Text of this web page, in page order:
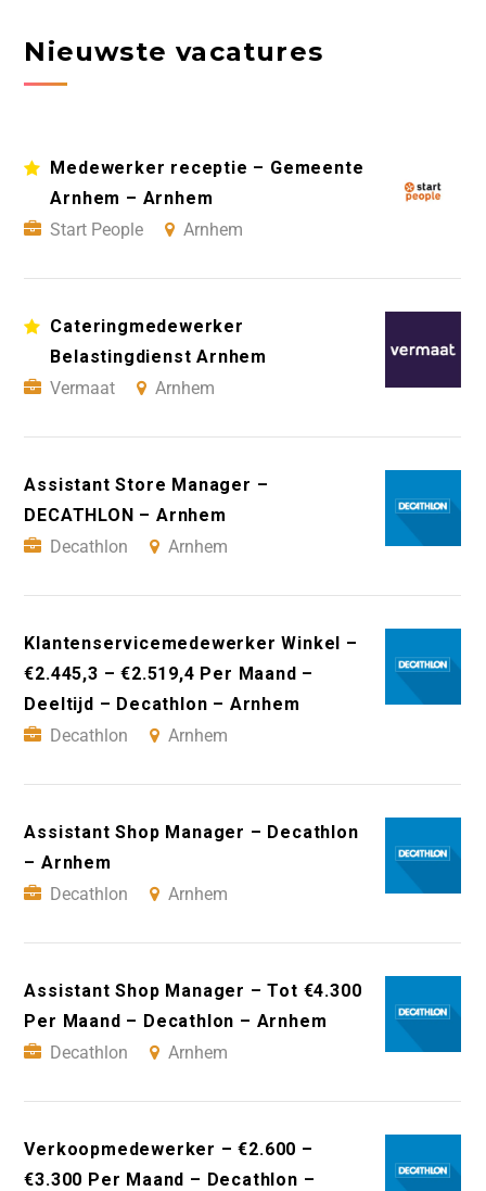
Nieuwste vacatures
Medewerker receptie – Gemeente
Arnhem – Arnhem
Start People
Arnhem
Cateringmedewerker
Belastingdienst Arnhem
Vermaat
Arnhem
Assistant Store Manager –
DECATHLON – Arnhem
Decathlon
Arnhem
Klantenservicemedewerker Winkel –
€2.445,3 – €2.519,4 Per Maand –
Deeltijd – Decathlon – Arnhem
Decathlon
Arnhem
Assistant Shop Manager – Decathlon
– Arnhem
Decathlon
Arnhem
Assistant Shop Manager – Tot €4.300
Per Maand – Decathlon – Arnhem
Decathlon
Arnhem
Verkoopmedewerker – €2.600 –
€3.300 Per Maand – Decathlon –